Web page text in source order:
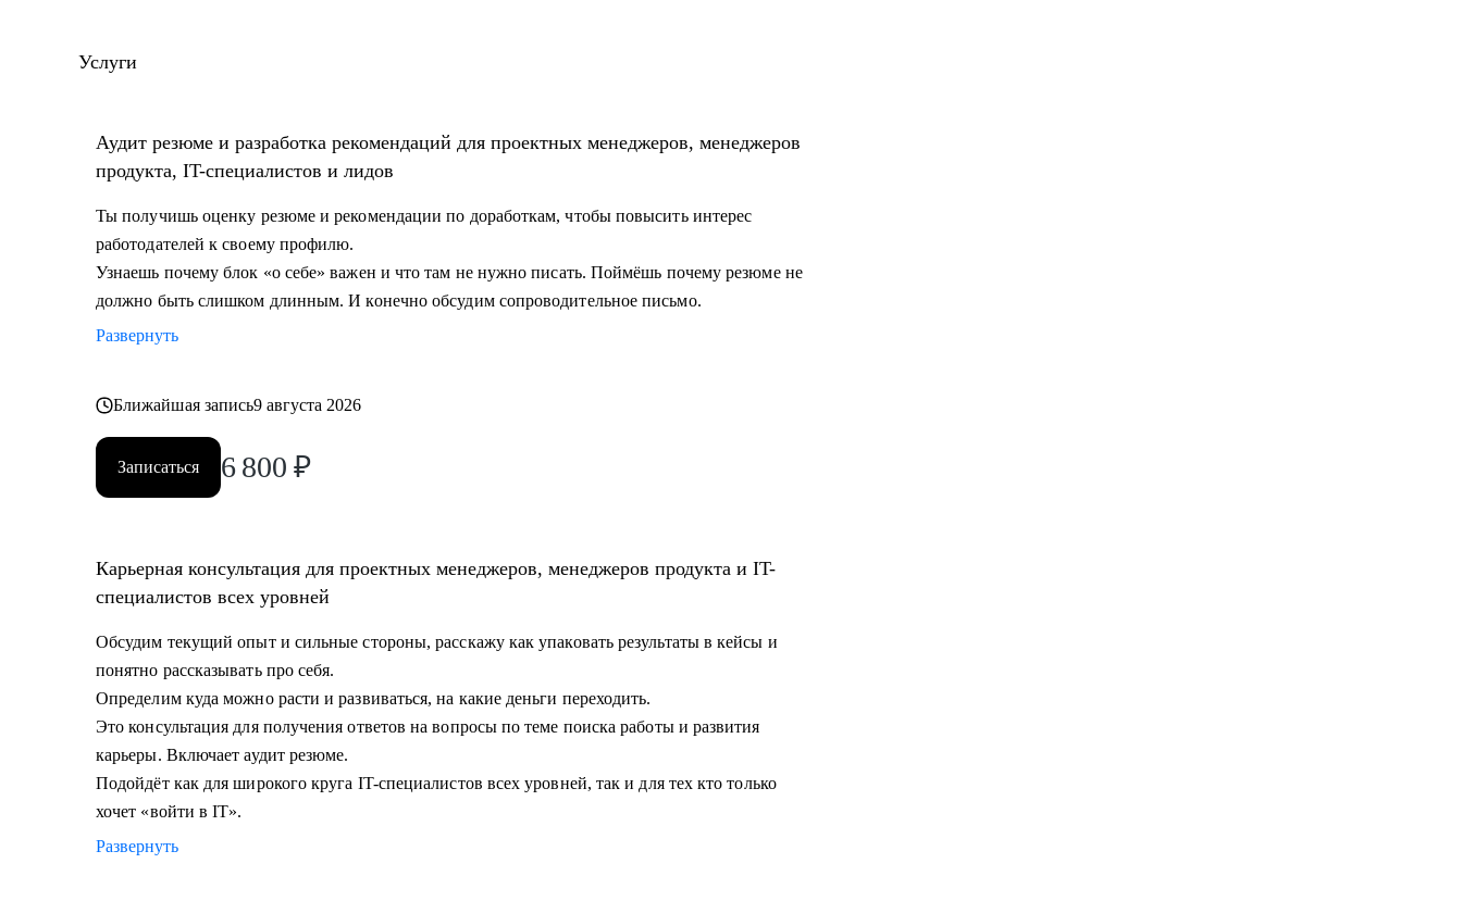
управление» для МИТУ
• Составить эффективное резюме
• Подготовиться к собеседованию в компанию
• Сформировать карьерную цель и определить стратегию её достижения
• Разобрать любой продуктовый, управленческий или бизнес кейс
• Дам рекомендации по управлению командой и её развитию
• Начинающим и опытным управленцам
• Менеджерам продуктов, разработчикам, тестировщикам, проектным менеджерам
• Тем, кто хочет сменить направление развития своей карьеры
Услуги
Аудит резюме и разработка рекомендаций для проектных менеджеров, менеджеров
продукта, IT-специалистов и лидов
Ты получишь оценку резюме и рекомендации по доработкам, чтобы повысить интерес
работодателей к своему профилю.
Узнаешь почему блок «о себе» важен и что там не нужно писать. Поймёшь почему резюме не
должно быть слишком длинным. И конечно обсудим сопроводительное письмо.
Развернуть
Ближайшая запись9 августа 2026
Записаться 6 800 ₽
Карьерная консультация для проектных менеджеров, менеджеров продукта и IT-
специалистов всех уровней
Обсудим текущий опыт и сильные стороны, расскажу как упаковать результаты в кейсы и
понятно рассказывать про себя.
Определим куда можно расти и развиваться, на какие деньги переходить.
Это консультация для получения ответов на вопросы по теме поиска работы и развития
карьеры. Включает аудит резюме.
Подойдёт как для широкого круга IT-специалистов всех уровней, так и для тех кто только
хочет «войти в IT».
Развернуть